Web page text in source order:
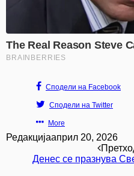
Сподели на Facebook
Сподели на Twitter
More
Редакцијааприл 20, 2026
Денес се празнува